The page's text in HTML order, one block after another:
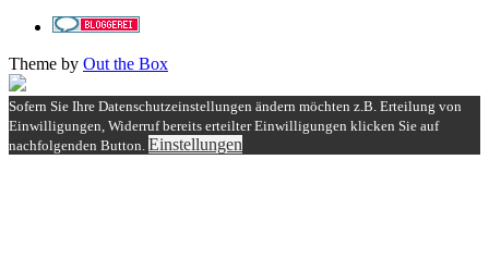
Theme by Out the Box
Sofern Sie Ihre Datenschutzeinstellungen ändern möchten z.B. Erteilung von
Einwilligungen, Widerruf bereits erteilter Einwilligungen klicken Sie auf
nachfolgenden Button. Einstellungen